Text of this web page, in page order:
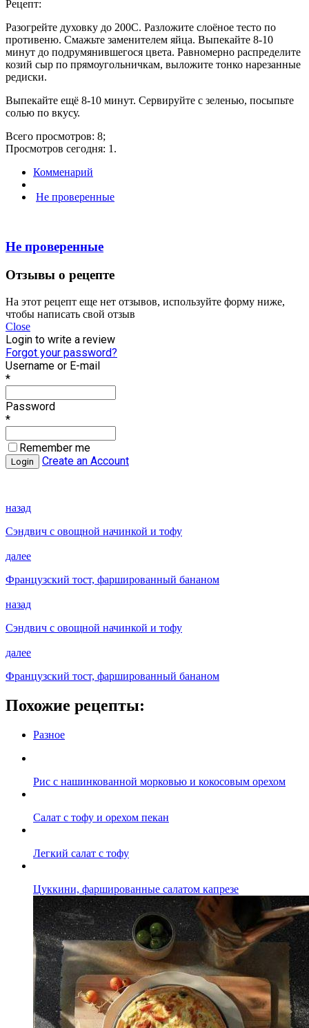
Рецепт:
Разогрейте духовку до 200С. Разложите слоёное тесто по
противеню. Смажьте заменителем яйца. Выпекайте 8-10
минут до подрумянившегося цвета. Равномерно распределите
козий сыр по прямоугольничкам, выложите тонко нарезанные
редиски.
Выпекайте ещё 8-10 минут. Сервируйте с зеленью, посыпьте
солью по вкусу.
Всего просмотров: 8;
Просмотров сегодня: 1.
Комменарий
Не проверенные
Не проверенные
Отзывы о рецепте
На этот рецепт еще нет отзывов, используйте форму ниже,
чтобы написать свой отзыв
Close
Login to write a review
Forgot your password?
Username or E-mail
*
Password
*
Remember me
Create an Account
назад
Сэндвич с овощной начинкой и тофу
далее
Французский тост, фаршированный бананом
назад
Сэндвич с овощной начинкой и тофу
далее
Французский тост, фаршированный бананом
Похожие рецепты:
Разное
Рис с нашинкованной морковью и кокосовым орехом
Салат с тофу и орехом пекан
Легкий салат с тофу
Цуккини, фаршированные салатом капрезе